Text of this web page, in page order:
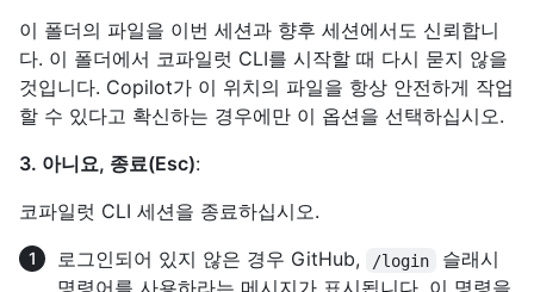
이 폴더의 파일을 이번 세션과 향후 세션에서도 신뢰합니
다. 이 폴더에서 코파일럿 CLI를 시작할 때 다시 묻지 않을
것입니다. Copilot가 이 위치의 파일을 항상 안전하게 작업
할 수 있다고 확신하는 경우에만 이 옵션을 선택하십시오.
3. 아니요, 종료(Esc):
코파일럿 CLI 세션을 종료하십시오.
로그인되어 있지 않은 경우 GitHub,
/login
슬래시